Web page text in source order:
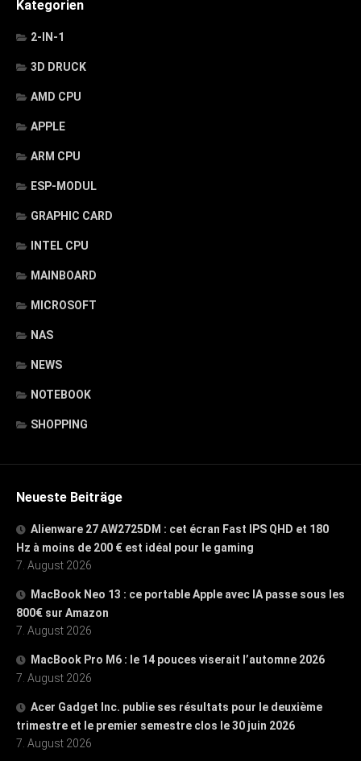
Kategorien
2-IN-1
3D DRUCK
AMD CPU
APPLE
ARM CPU
ESP-MODUL
GRAPHIC CARD
INTEL CPU
MAINBOARD
MICROSOFT
NAS
NEWS
NOTEBOOK
SHOPPING
Neueste Beiträge
Alienware 27 AW2725DM : cet écran Fast IPS QHD et 180
Hz à moins de 200 € est idéal pour le gaming
7. August 2026
MacBook Neo 13 : ce portable Apple avec IA passe sous les
800€ sur Amazon
7. August 2026
MacBook Pro M6 : le 14 pouces viserait l’automne 2026
7. August 2026
Acer Gadget Inc. publie ses résultats pour le deuxième
trimestre et le premier semestre clos le 30 juin 2026
7. August 2026